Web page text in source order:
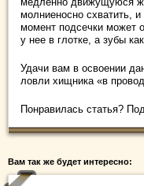
молниеносно схватить,
момент подсечки может
у нее в глотке, а зубы
Удачи вам в освоении
ловли хищника «в
Понравилась статья?
Вам так же будет интересно: